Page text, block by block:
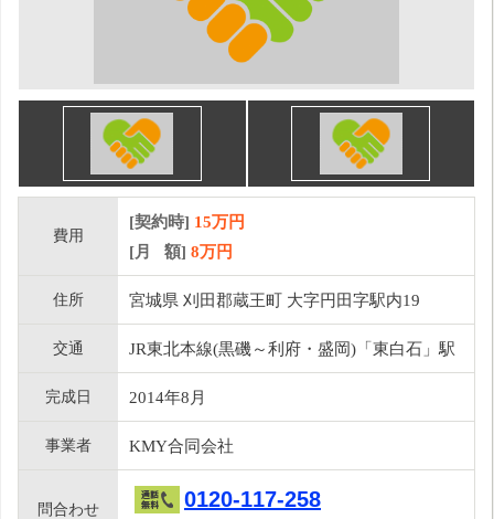
費用
[契約時] 15万円
[月 額] 8万円
住所 宮城県 刈田郡蔵王町 大字円田字駅内19
交通 JR東北本線(黒磯～利府・盛岡)「東白石」駅
完成日 2014年8月
事業者 KMY合同会社
問合わせ 0120-117-258